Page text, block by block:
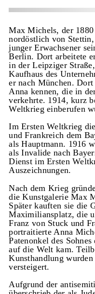
Max Michels, der
nordöstlich von
junger Erwachsener
Berlin. Dort arbeitete
in der Leipziger
Kaufhaus des
er nach München.
Anna kennen, die in
verkehrte. 1914, kurz
Weltkrieg einberufen
Im Ersten Weltkrieg
und Frankreich dem
als Hauptmann. 1916
als Invalide nach
Dienst im Ersten
Auszeichnungen.
Nach dem Krieg
die Kunstgalerie Max
Später kauften sie die
Maximiliansplatz, die
Franz von Stuck und
portraitierte Anna
Patenonkel des
auf die Welt kam.
Kunsthandlung
versteigert.
Aufgrund der